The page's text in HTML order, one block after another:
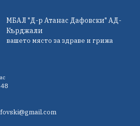
МБАЛ "Д-р Атанас Дафовски" АД-
Кърджали
вашето място за здраве и грижа